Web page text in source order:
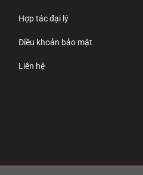
Hợp tác đại lý
Điều khoản bảo mật
Liên hệ